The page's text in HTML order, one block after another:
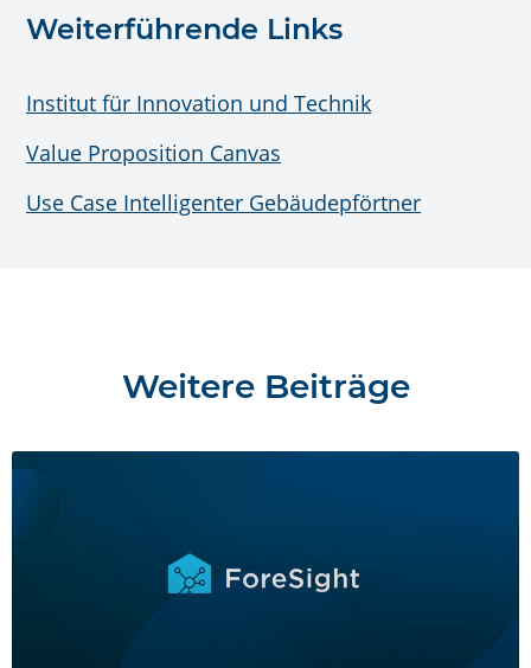
Weiterführende Links
Institut für Innovation und Technik
Value Proposition Canvas
Use Case Intelligenter Gebäudepförtner
Weitere Beiträge